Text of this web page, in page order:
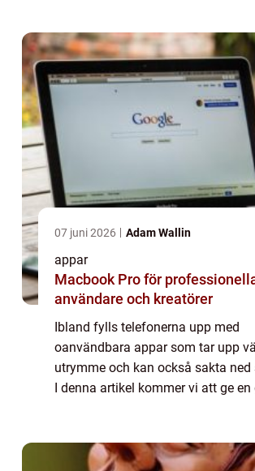
borttagningsme...
07 juni 2026 Adam Wallin
appar
Macbook Pro för
användare och kreatörer
Ibland fylls telefonerna upp med
oanvändbara appar som tar upp
utrymme och kan också sakta ned
I denna artikel kommer vi att ge
borttagningsme...